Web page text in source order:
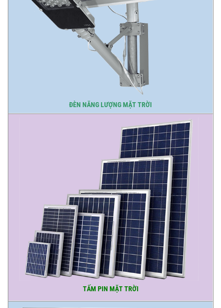
ĐÈN NĂNG LƯỢNG MẶT TRỜI
TẤM PIN MẶT TRỜI